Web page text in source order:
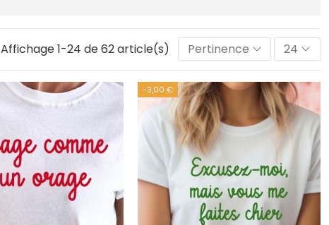
Affichage 1-24 de 62 article(s) Pertinence 24
-3,00 €